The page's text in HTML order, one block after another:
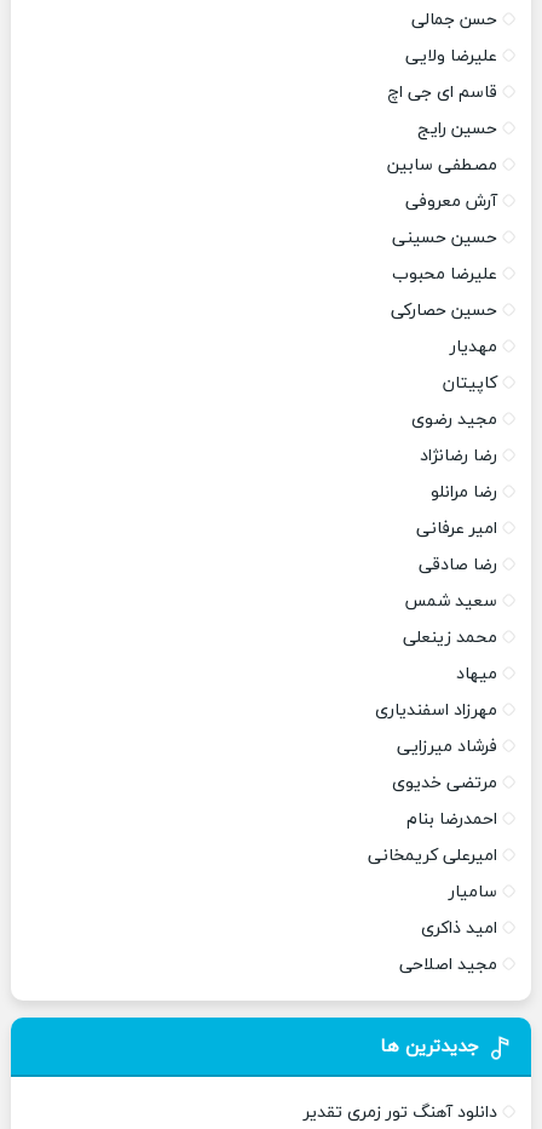
حسن جمالی
علیرضا ولایی
قاسم ای جی اچ
حسین رایج
مصطفی سابین
آرش معروفی
حسین حسینی
علیرضا محبوب
حسین حصارکی
مهدیار
کاپیتان
مجید رضوی
رضا رضانژاد
رضا مرانلو
امیر عرفانی
رضا صادقی
سعید شمس
محمد زینعلی
میهاد
مهرزاد اسفندیاری
فرشاد میرزایی
مرتضی خدیوی
احمدرضا بنام
امیرعلی کریمخانی
سامیار
امید ذاکری
مجید اصلاحی
جدیدترین ها
دانلود آهنگ تور زمری تقدیر